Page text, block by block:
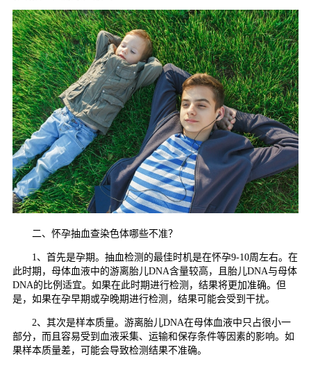
二、怀孕抽血查染色体哪些不准？
1、首先是孕期。抽血检测的最佳时机是在怀孕9-10周左右。在
此时期，母体血液中的游离胎儿DNA含量较高，且胎儿DNA与母体
DNA的比例适宜。如果在此时期进行检测，结果将更加准确。但
是，如果在孕早期或孕晚期进行检测，结果可能会受到干扰。
2、其次是样本质量。游离胎儿DNA在母体血液中只占很小一
部分，而且容易受到血液采集、运输和保存条件等因素的影响。如
果样本质量差，可能会导致检测结果不准确。